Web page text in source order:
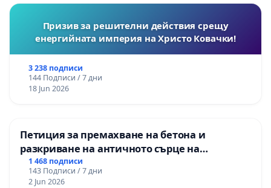
Призив за решителни действия срещу
енергийната империя на Христо Ковачки!
3 238 подписи
144 Подписи / 7 дни
18 Jun 2026
Петиция за премахване на бетона и
разкриване на античното сърце на
Могиланската могила във Враца
1 468 подписи
143 Подписи / 7 дни
2 Jun 2026